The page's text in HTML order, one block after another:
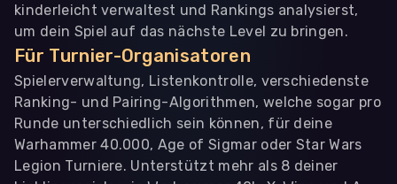
kinderleicht verwaltest und Rankings analysierst,
um dein Spiel auf das nächste Level zu bringen.
Für Turnier-Organisatoren
Spielerverwaltung, Listenkontrolle, verschiedenste
Ranking- und Pairing-Algorithmen, welche sogar pro
Runde unterschiedlich sein können, für deine
Warhammer 40.000, Age of Sigmar oder Star Wars
Legion Turniere. Unterstützt mehr als 8 deiner